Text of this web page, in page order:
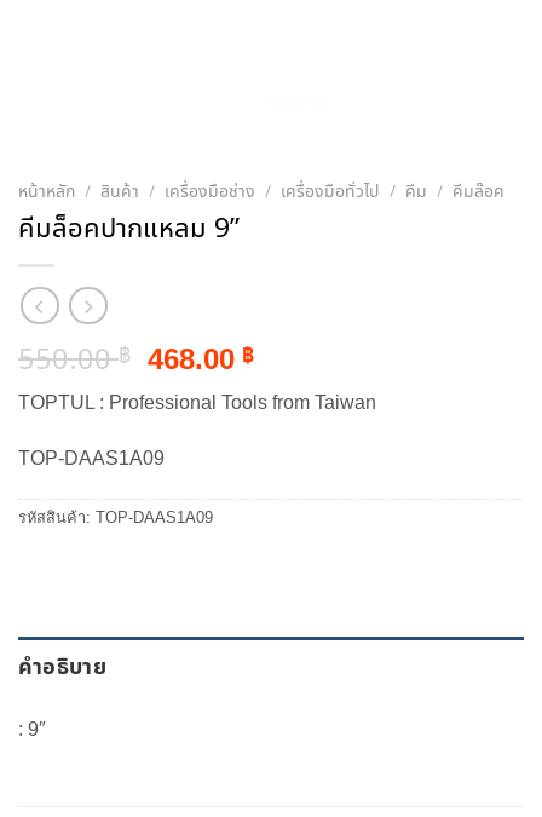
หน้าหลัก / สินค้า / เครื่องมือช่าง / เครื่องมือทั่วไป / คีม / คีมล๊อค
คีมล็อคปากแหลม 9”
550.00฿ Original
price
was:
550.00 ฿.
468.00 ฿Current
price
is:
TOPTUL : Professional Tools from Taiwan
TOP-DAAS1A09
รหัสสินค้า: TOP-DAAS1A09
คำอธิบาย
: 9″